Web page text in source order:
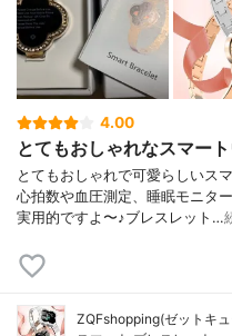
4.00
とてもおしゃれなスマー
とてもおしゃれで可愛らしいス
心拍数や血圧測定、睡眠モニタ
実用的ですよ〜♪ブレスレット…
ZQFshopping(ゼットキ